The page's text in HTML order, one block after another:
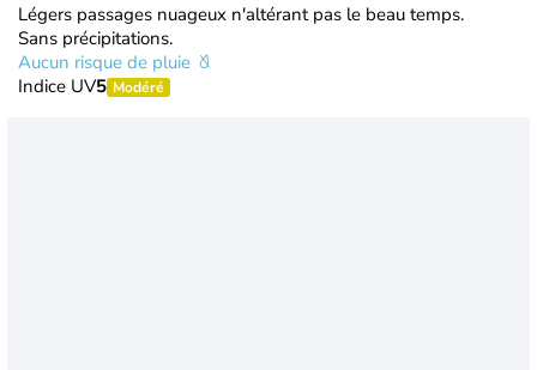
Légers passages nuageux n'altérant pas le beau temps.
Sans précipitations.
Aucun risque de pluie
Indice UV5 Modéré